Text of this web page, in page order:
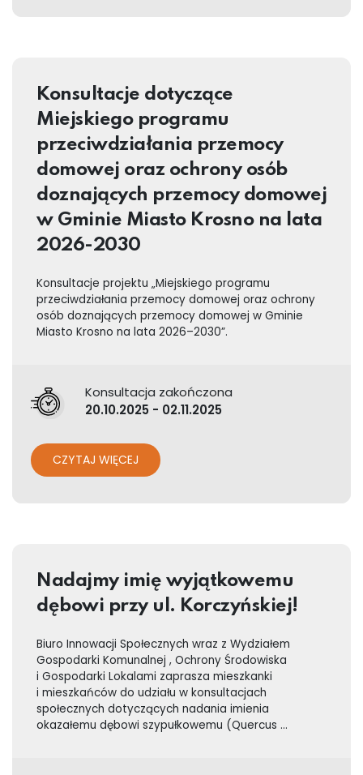
Konsultacje dotyczące
Miejskiego programu
przeciwdziałania przemocy
domowej oraz ochrony osób
doznających przemocy domowej
w Gminie Miasto Krosno na lata
2026-2030
Konsultacje projektu „Miejskiego programu
przeciwdziałania przemocy domowej oraz ochrony
osób doznających przemocy domowej w Gminie
Miasto Krosno na lata 2026–2030”.
Konsultacja zakończona
20.10.2025 - 02.11.2025
CZYTAJ WIĘCEJ
Nadajmy imię wyjątkowemu
dębowi przy ul. Korczyńskiej!
Biuro Innowacji Społecznych wraz z Wydziałem
Gospodarki Komunalnej , Ochrony Środowiska
i Gospodarki Lokalami zaprasza mieszkanki
i mieszkańców do udziału w konsultacjach
społecznych dotyczących nadania imienia
okazałemu dębowi szypułkowemu (Quercus ...